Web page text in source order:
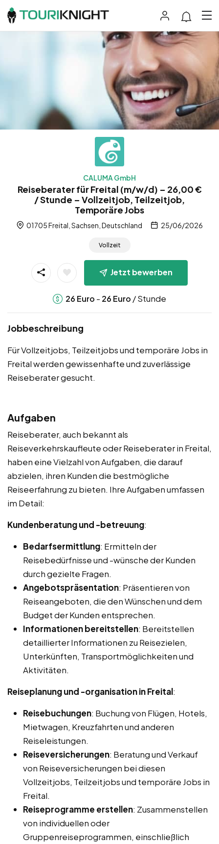
CALUMA GmbH
Reiseberater für Freital (m/w/d) – 26,00 €
/ Stunde – Vollzeitjob, Teilzeitjob,
Temporäre Jobs
01705 Freital, Sachsen, Deutschland 25/06/2026
Vollzeit
Jetzt bewerben
26 Euro - 26 Euro / Stunde
Jobbeschreibung
Für Vollzeitjobs, Teilzeitjobs und temporäre Jobs in
Freital werden gewissenhafte und zuverlässige
Reiseberater gesucht.
Aufgaben
Reiseberater, auch bekannt als
Reiseverkehrskaufleute oder Reiseberater in Freital,
haben eine Vielzahl von Aufgaben, die darauf
abzielen, ihren Kunden die bestmögliche
Reiseerfahrung zu bieten. Ihre Aufgaben umfassen
im Detail:
Kundenberatung und -betreuung:
Bedarfsermittlung: Ermitteln der
Reisebedürfnisse und -wünsche der Kunden
durch gezielte Fragen.
Angebotspräsentation: Präsentieren von
Reiseangeboten, die den Wünschen und dem
Budget der Kunden entsprechen.
Informationen bereitstellen: Bereitstellen
detaillierter Informationen zu Reisezielen,
Unterkünften, Transportmöglichkeiten und
Aktivitäten.
Reiseplanung und -organisation in Freital:
Reisebuchungen: Buchung von Flügen, Hotels,
Mietwagen, Kreuzfahrten und anderen
Reiseleistungen.
Reiseversicherungen: Beratung und Verkauf
von Reiseversicherungen bei diesen
Vollzeitjobs, Teilzeitjobs und temporäre Jobs in
Freital.
Reiseprogramme erstellen: Zusammenstellen
von individuellen oder
Gruppenreiseprogrammen, einschließlich